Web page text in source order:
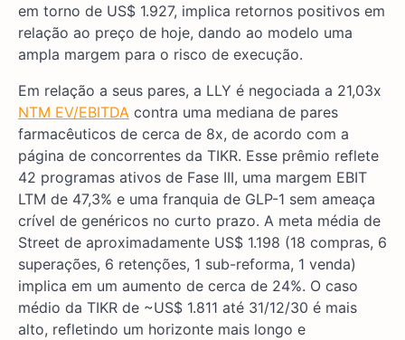
em torno de US$ 1.927, implica retornos positivos em
relação ao preço de hoje, dando ao modelo uma
ampla margem para o risco de execução.
Em relação a seus pares, a LLY é negociada a 21,03x
NTM EV/EBITDA contra uma mediana de pares
farmacêuticos de cerca de 8x, de acordo com a
página de concorrentes da TIKR. Esse prêmio reflete
42 programas ativos de Fase III, uma margem EBIT
LTM de 47,3% e uma franquia de GLP-1 sem ameaça
crível de genéricos no curto prazo. A meta média de
Street de aproximadamente US$ 1.198 (18 compras, 6
superações, 6 retenções, 1 sub-reforma, 1 venda)
implica em um aumento de cerca de 24%. O caso
médio da TIKR de ~US$ 1.811 até 31/12/30 é mais
alto, refletindo um horizonte mais longo e